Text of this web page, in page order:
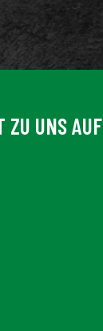
ZU UNS AUF